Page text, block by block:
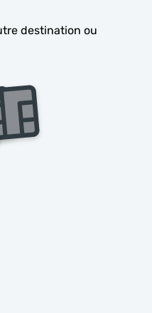
destination ou